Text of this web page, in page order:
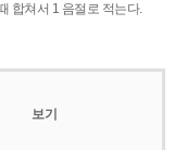
합쳐서 1 음절로 적는다.
보기